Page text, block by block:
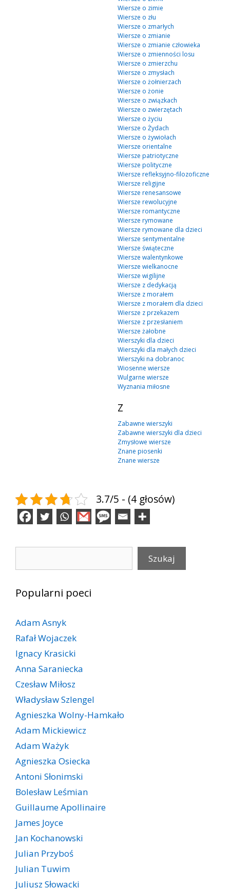
Wiersze o zimie
Wiersze o złu
Wiersze o zmarłych
Wiersze o zmianie
Wiersze o zmianie człowieka
Wiersze o zmienności losu
Wiersze o zmierzchu
Wiersze o zmysłach
Wiersze o żołnierzach
Wiersze o żonie
Wiersze o związkach
Wiersze o zwierzętach
Wiersze o życiu
Wiersze o Żydach
Wiersze o żywiołach
Wiersze orientalne
Wiersze patriotyczne
Wiersze polityczne
Wiersze refleksyjno-filozoficzne
Wiersze religijne
Wiersze renesansowe
Wiersze rewolucyjne
Wiersze romantyczne
Wiersze rymowane
Wiersze rymowane dla dzieci
Wiersze sentymentalne
Wiersze świąteczne
Wiersze walentynkowe
Wiersze wielkanocne
Wiersze wigilijne
Wiersze z dedykacją
Wiersze z morałem
Wiersze z morałem dla dzieci
Wiersze z przekazem
Wiersze z przesłaniem
Wiersze żałobne
Wierszyki dla dzieci
Wierszyki dla małych dzieci
Wierszyki na dobranoc
Wiosenne wiersze
Wulgarne wiersze
Wyznania miłosne
Z
Zabawne wierszyki
Zabawne wierszyki dla dzieci
Zmysłowe wiersze
Znane piosenki
Znane wiersze
3.7/5 - (4 głosów)
Szukaj
Popularni poeci
Adam Asnyk
Rafał Wojaczek
Ignacy Krasicki
Anna Saraniecka
Czesław Miłosz
Władysław Szlengel
Agnieszka Wolny-Hamkało
Adam Mickiewicz
Adam Ważyk
Agnieszka Osiecka
Antoni Słonimski
Bolesław Leśmian
Guillaume Apollinaire
James Joyce
Jan Kochanowski
Julian Przyboś
Julian Tuwim
Juliusz Słowacki